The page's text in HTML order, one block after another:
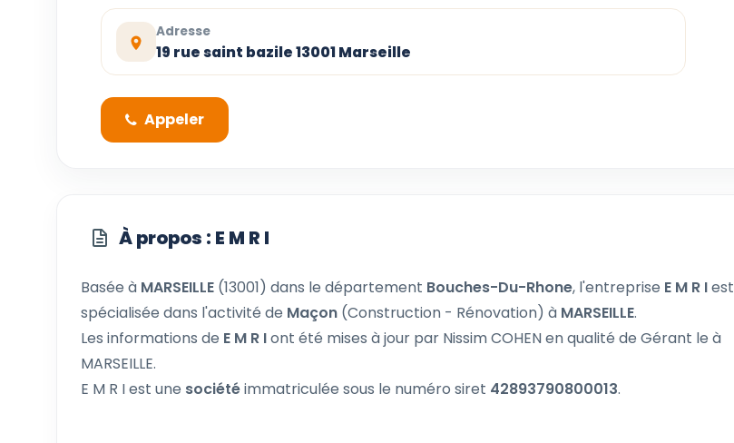
Adresse
19 rue saint bazile 13001 Marseille
Appeler
À propos : E M R I
Basée à MARSEILLE (13001) dans le département Bouches-Du-Rhone, l'entreprise E M R Iest
spécialisée dans l'activité de Maçon (Construction - Rénovation) à MARSEILLE.
Les informations de E M R Iont été mises à jour par Nissim COHEN en qualité de Gérant le à
MARSEILLE.
E M R I est une sociétéimmatriculée sous le numéro siret 42893790800013.